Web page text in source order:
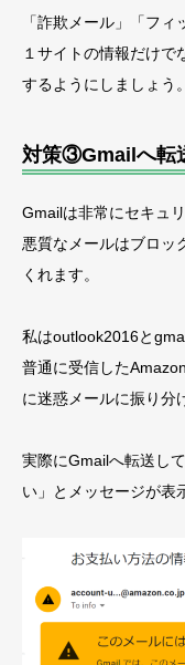
「詐欺メール」「フィ
１サイトの情報だけで
するようにしましょう。
対策③Gmailへ転
Gmailは非常にセキュ
悪質なメールはブロッ
くれます。
私はoutlook2016と
普通に受信した
に迷惑メールに振り分
実際にGmailへ転送し
い」とメッセージが表